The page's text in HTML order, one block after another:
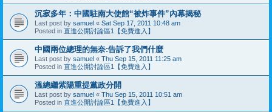
沉寂多年：中國駐南大使館“被炸事件”內幕揭秘
Last post by samuel « Sat Sep 17, 2011 10:48 am
Posted in 直進公開討論區1【免費進入】
中國兩位總理的無奈:告訴了我們什麼
Last post by samuel « Thu Sep 15, 2011 11:25 am
Posted in 直進公開討論區1【免費進入】
溫總繼紫陽重提黨政分開
Last post by samuel « Thu Sep 15, 2011 10:51 am
Posted in 直進公開討論區1【免費進入】